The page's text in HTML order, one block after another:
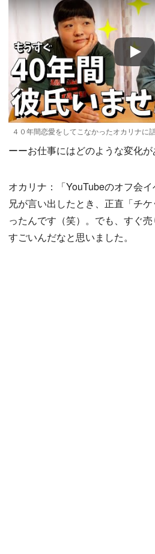
Play
４０年間恋愛をしてこなかったオカリナに
ーーお仕事にはどのような変化が
オカリナ：「YouTubeのオフ会
兄が言い出したとき、正直「チ
ったんです（笑）。でも、すぐ
すごいんだなと思いました。